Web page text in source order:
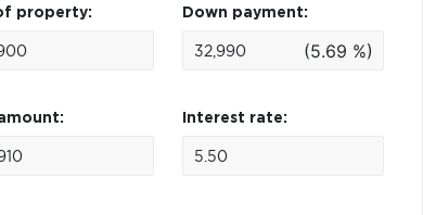
property: Down payment:
(5.69 %)
Interest rate: